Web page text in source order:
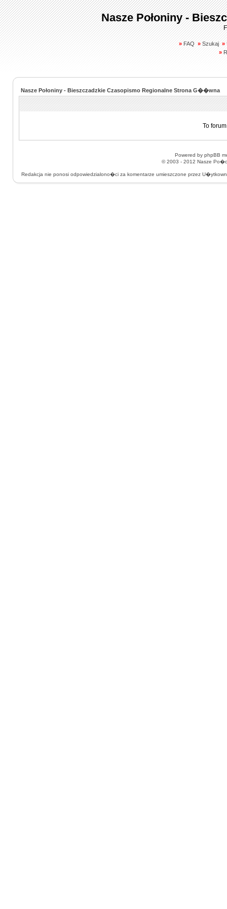
Nasze Połoniny -
» FAQ » Szukaj »
»
Nasze Połoniny - Bieszczadzkie Czasopismo Regionalne Strona G��wna
To
Powered by phpBB
© 2003 - 2012 Nasze
Redakcja nie ponosi odpowiedzialono�ci za komentarze umieszczone przez